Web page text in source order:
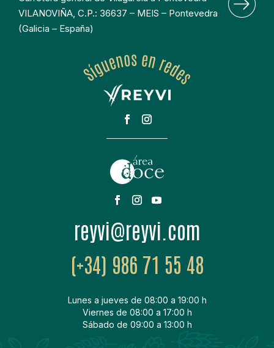
VILANOVIÑA, C.P.: 36637 – MEIS – Pontevedra
(Galicia – España)
moc.ivyer@ivyer
(+34) 986 71 55 48
Lunes a jueves de 08:00 a 19:00 h
Viernes de 08:00 a 17:00 h
Sábado de 09:00 a 13:00 h